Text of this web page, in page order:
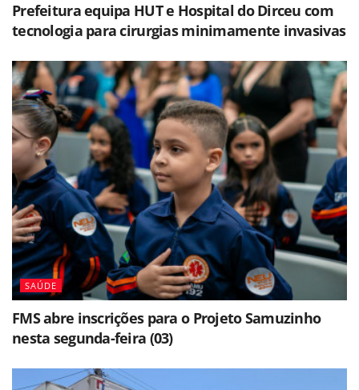
Prefeitura equipa HUT e Hospital do Dirceu com
tecnologia para cirurgias minimamente invasivas
SAÚDE
FMS abre inscrições para o Projeto Samuzinho
nesta segunda-feira (03)